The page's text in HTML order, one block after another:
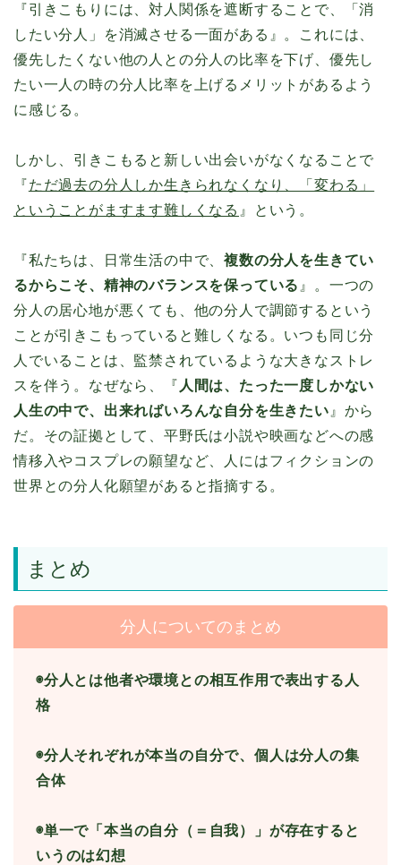
『引きこもりには、対人関係を遮断することで、「消
したい分人」を消滅させる一面がある』。これには、
優先したくない他の人との分人の比率を下げ、優先し
たい一人の時の分人比率を上げるメリットがあるよう
に感じる。
しかし、引きこもると新しい出会いがなくなることで
『ただ過去の分人しか生きられなくなり、「変わる」
ということがますます難しくなる 』という。
『私たちは、日常生活の中で、複数の分人を生きてい
るからこそ、精神のバランスを保っている 』。一つの
分人の居心地が悪くても、他の分人で調節するという
ことが引きこもっていると難しくなる。いつも同じ分
人でいることは、監禁されているような大きなストレ
スを伴う。なぜなら、『 人間は、たった一度しかない
人生の中で、出来ればいろんな自分を生きたい 』から
だ。その証拠として、平野氏は小説や映画などへの感
情移入やコスプレの願望など、人にはフィクションの
世界との分人化願望があると指摘する。
まとめ
分人についてのまとめ
◉分人とは他者や環境との相互作用で表出する人
格
◉分人それぞれが本当の自分で、個人は分人の集
合体
◉単一で「本当の自分（＝自我）」が存在すると
いうのは幻想